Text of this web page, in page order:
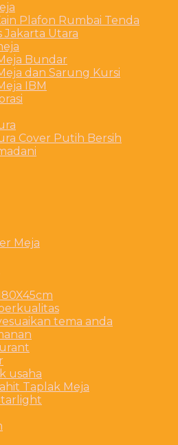
Plafon Rumbai Tenda
Jakarta Utara
Bundar
dan Sarung Kursi
IBM
Cover Putih Bersih
Meja
tema anda
usaha
Taplak Meja